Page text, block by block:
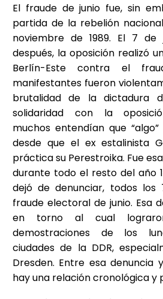
El fraude de junio fue, sin
partida de la rebelión
noviembre de 1989. El 7 de
después, la oposición realizó
Berlín-Este contra el
manifestantes fueron
brutalidad de la dictadura
solidaridad con la
muchos entendían que
desde que el ex estalinista
práctica su Perestroika. Fue
durante todo el resto del año
dejó de denunciar, todos
fraude electoral de junio. Esa
en torno al cual
demostraciones de los
ciudades de la DDR,
Dresden. Entre esa
hay una relación cronológica y